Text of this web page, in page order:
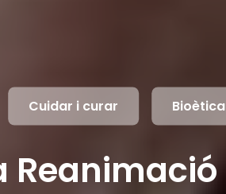
Cuidar i curar Bioètica
Reanimació